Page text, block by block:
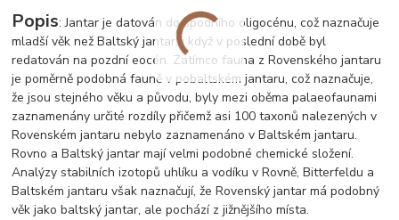
Popis: Jantar je datován do spodního oligocénu, což naznačuje
mladší věk než Baltský jantar, i když v poslední době byl
redatován na pozdní eocén. Zatímco fauna z Rovenského jantaru
je poměrně podobná fauně v pobaltském jantaru, což naznačuje,
že jsou stejného věku a původu, byly mezi oběma palaeofaunami
zaznamenány určité rozdíly přičemž asi 100 taxonů nalezených v
Rovenském jantaru nebylo zaznamenáno v Baltském jantaru.
Rovno a Baltský jantar mají velmi podobné chemické složení.
Analýzy stabilních izotopů uhlíku a vodíku v Rovně, Bitterfeldu a
Baltském jantaru však naznačují, že Rovenský jantar má podobný
věk jako baltský jantar, ale pochází z jižnějšího místa.